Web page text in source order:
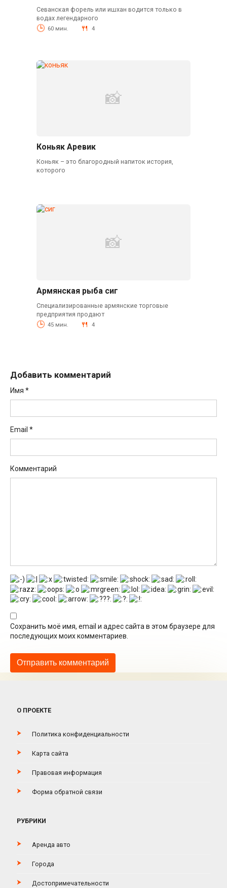
Севанская форель или ишхан водится только в
водах легендарного
60 мин. 4
Коньяк Аревик
Коньяк – это благородный напиток история,
которого
Армянская рыба сиг
Специализированные армянские торговые
предприятия продают
45 мин. 4
Добавить комментарий
Имя *
Email *
Комментарий
Сохранить моё имя, email и адрес сайта в этом браузере для
последующих моих комментариев.
О ПРОЕКТЕ
Политика конфиденциальности
Карта сайта
Правовая информация
Форма обратной связи
РУБРИКИ
Аренда авто
Города
Достопримечательности